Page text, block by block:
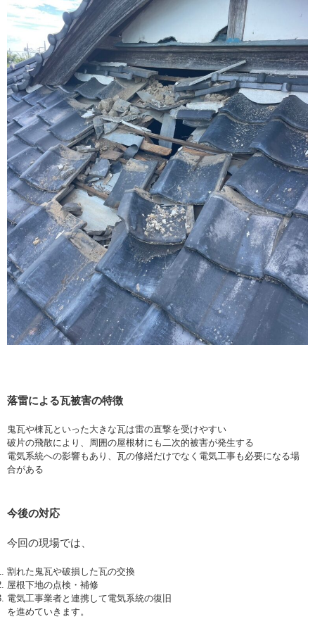
落雷による瓦被害の特徴
鬼瓦や棟瓦といった大きな瓦は雷の直撃を受けやすい
破片の飛散により、周囲の屋根材にも二次的被害が発生する
電気系統への影響もあり、瓦の修繕だけでなく電気工事も必要になる場
合がある
今後の対応
今回の現場では、
割れた鬼瓦や破損した瓦の交換
屋根下地の点検・補修
電気工事業者と連携して電気系統の復旧
を進めていきます。